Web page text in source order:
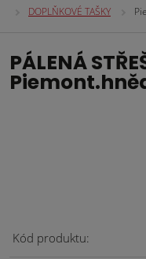
DOPLŇKOVÉ TAŠKY
PÁLENÁ
Kód produktu